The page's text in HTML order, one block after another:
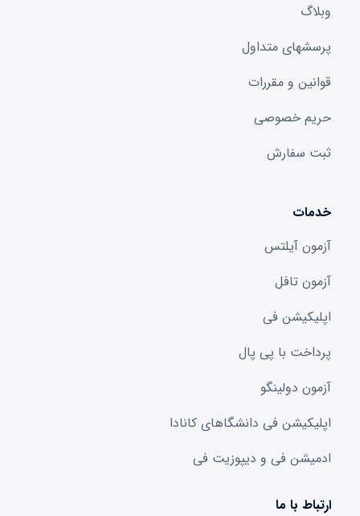
وبلاگ
پرسشهای متداول
قوانین و مقررات
حریم خصوصی
ثبت سفارش
خدمات
آزمون آیلتس
آزمون تافل
اپلیکیشن فی
پرداخت با پی پال
آزمون دولینگو
اپلیکیشن فی دانشگا‌های کانادا
ادمیشن فی و دیپوزیت فی
ارتباط با ما